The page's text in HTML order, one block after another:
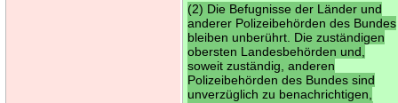
(2) Die Befugnisse der Länder und
anderer Polizeibehörden des Bundes
bleiben unberührt. Die zuständigen
obersten Landesbehörden und,
soweit zuständig, anderen
Polizeibehörden des Bundes sind
unverzüglich zu benachrichtigen,